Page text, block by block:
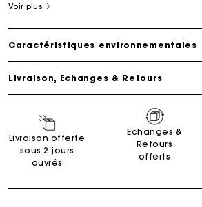
Voir plus
Caractéristiques environnementales
Livraison, Echanges & Retours
Livraison offerte
sous 2 jours
ouvrés
Echanges &
Retours
offerts
Carte Cadeau Maje : la
cadeau parfait
Livraison à domicile offerte